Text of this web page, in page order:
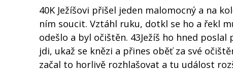
40K Ježíšovi přišel jeden malomocný a na
ním soucit. Vztáhl ruku, dotkl se ho a řekl
odešlo a byl očištěn. 43Ježíš ho hned
jdi, ukaž se knězi a přines oběť za své
začal to horlivě rozhlašovat a tu událost